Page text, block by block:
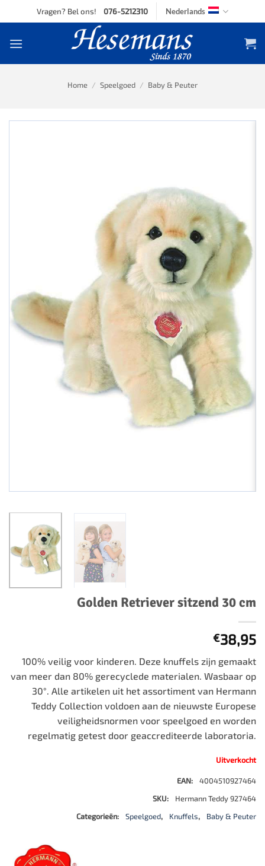
to
Vragen? Bel ons! 076-5212310 Nederlands
Home / Speelgoed / Baby & Peuter
Golden Retriever sitzend 30 cm
€38,95
100% veilig voor kinderen. Deze knuffels zijn gemaakt
van meer dan 80% gerecyclede materialen. Wasbaar op
30°. Alle artikelen uit het assortiment van Hermann
Teddy Collection voldoen aan de nieuwste Europese
veiligheidsnormen voor speelgoed en worden
regelmatig getest door geaccrediteerde laboratoria.
Uitverkocht
EAN:
4004510927464
SKU:
Hermann Teddy 927464
Categorieën:
Speelgoed, Knuffels, Baby & Peuter